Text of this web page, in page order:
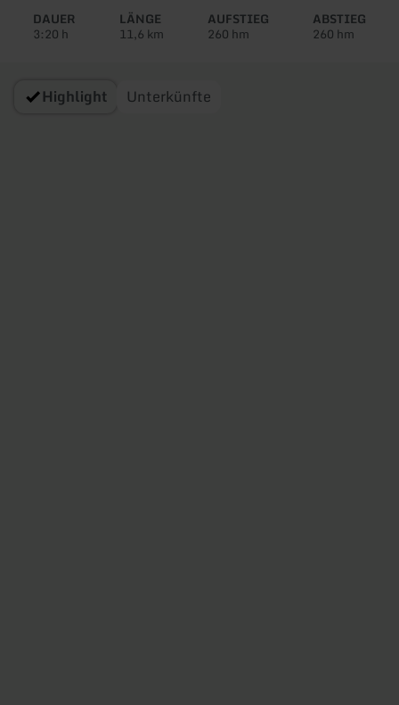
Tour:
DAUER
3:20 h
LÄNGE
11,6 km
AUFSTIEG
260 hm
ABSTIEG
260 hm
Highlight Unterkünfte